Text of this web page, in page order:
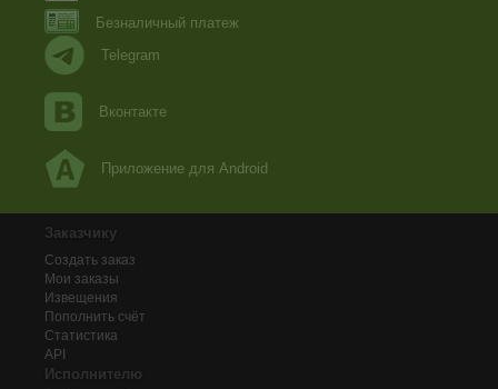
Безналичный платеж
Telegram
Вконтакте
Приложение для Android
Заказчику
Создать заказ
Мои заказы
Извещения
Пополнить счёт
Статистика
API
Исполнителю